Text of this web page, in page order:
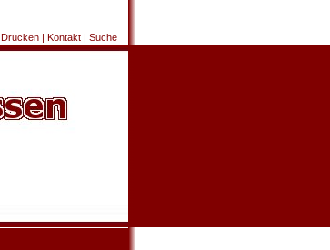
Drucken | Kontakt | Suche